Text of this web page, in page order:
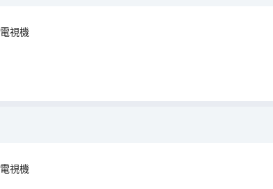
電視機
電視機